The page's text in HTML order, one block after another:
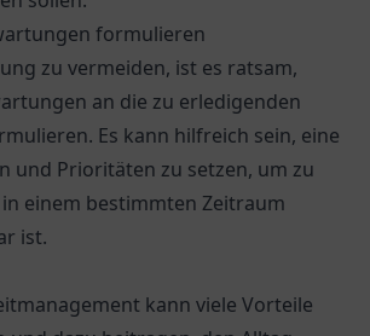
formulieren
zu vermeiden, ist es ratsam,
an die zu erledigenden
Es kann hilfreich sein, eine
und Prioritäten zu setzen, um zu
einem bestimmten Zeitraum
ist.
kann viele Vorteile